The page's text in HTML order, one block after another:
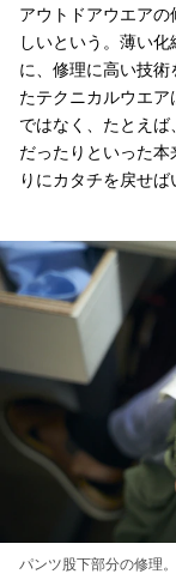
アウトドアウエア
しいという。薄い
に、修理に高い技
たテクニカルウエ
ではなく、たとえ
だったりといった
りにカタチを戻せば
パンツ股下部分の修理